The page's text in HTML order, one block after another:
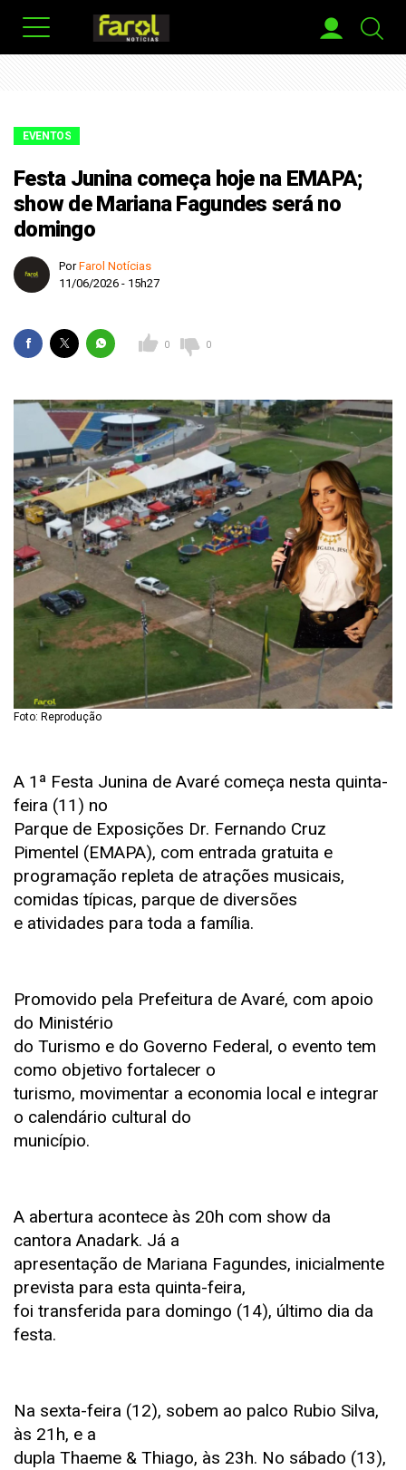
EVENTOS
Festa Junina começa hoje na EMAPA;
show de Mariana Fagundes será no
domingo
PorFarol Notícias
11/06/2026 - 15h27
0 0
Foto: Reprodução
A 1ª Festa Junina de Avaré começa nesta quinta-
feira (11) no
Parque de Exposições Dr. Fernando Cruz
Pimentel (EMAPA), com entrada gratuita e
programação repleta de atrações musicais,
comidas típicas, parque de diversões
e atividades para toda a família.
Promovido pela Prefeitura de Avaré, com apoio
do Ministério
do Turismo e do Governo Federal, o evento tem
como objetivo fortalecer o
turismo, movimentar a economia local e integrar
o calendário cultural do
município.
A abertura acontece às 20h com show da
cantora Anadark. Já a
apresentação de Mariana Fagundes, inicialmente
prevista para esta quinta-feira,
foi transferida para domingo (14), último dia da
festa.
Na sexta-feira (12), sobem ao palco Rubio Silva,
às 21h, e a
dupla Thaeme & Thiago, às 23h. No sábado (13),